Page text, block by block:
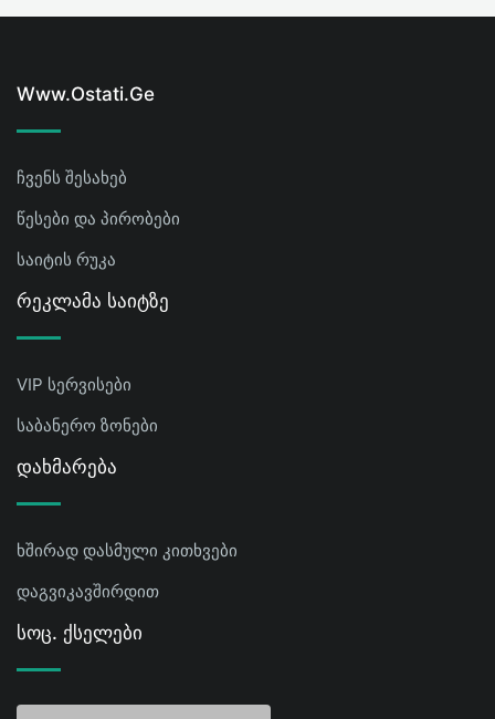
Www.ostati.ge
ჩვენს შესახებ
წესები და პირობები
საიტის რუკა
Რეკლამა Საიტზე
VIP სერვისები
საბანერო ზონები
Დახმარება
ხშირად დასმული კითხვები
დაგვიკავშირდით
Სოც. Ქსელები